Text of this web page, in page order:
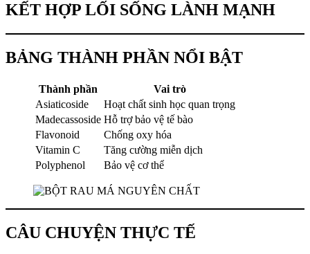
KẾT HỢP LỐI SỐNG LÀNH MẠNH
BẢNG THÀNH PHẦN NỔI BẬT
Thành phần
Vai trò
Asiaticoside
Hoạt chất sinh học quan trọng
Madecassoside Hỗ trợ bảo vệ tế bào
Flavonoid
Chống oxy hóa
Vitamin C
Tăng cường miễn dịch
Polyphenol
Bảo vệ cơ thể
CÂU CHUYỆN THỰC TẾ